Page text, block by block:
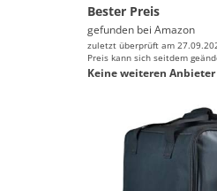
Bester Preis
gefunden bei Amazon
zuletzt überprüft am
Preis kann sich seitdem
Keine weiteren Anbieter